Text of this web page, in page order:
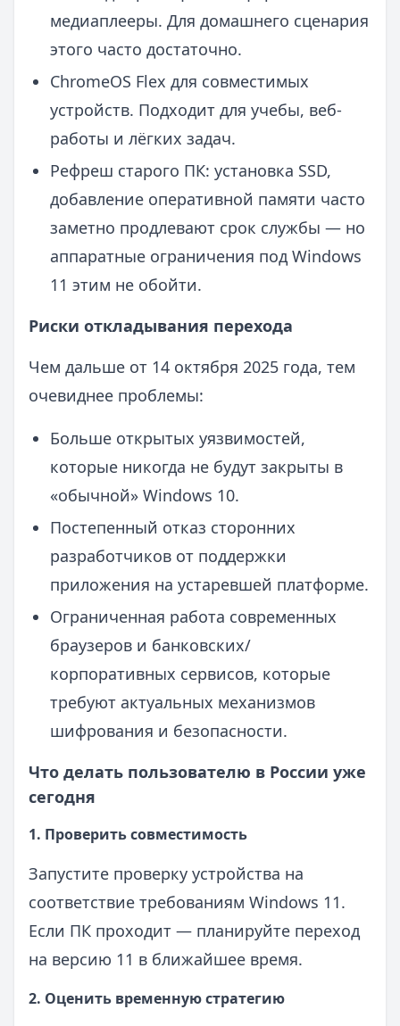
медиаплееры. Для домашнего сценария
этого часто достаточно.
ChromeOS Flex для совместимых
устройств. Подходит для учебы, веб-
работы и лёгких задач.
Рефреш старого ПК: установка SSD,
добавление оперативной памяти часто
заметно продлевают срок службы — но
аппаратные ограничения под Windows
11 этим не обойти.
Риски откладывания перехода
Чем дальше от 14 октября 2025 года, тем
очевиднее проблемы:
Больше открытых уязвимостей,
которые никогда не будут закрыты в
«обычной» Windows 10.
Постепенный отказ сторонних
разработчиков от поддержки
приложения на устаревшей платформе.
Ограниченная работа современных
браузеров и банковских/
корпоративных сервисов, которые
требуют актуальных механизмов
шифрования и безопасности.
Что делать пользователю в России уже
сегодня
1. Проверить совместимость
Запустите проверку устройства на
соответствие требованиям Windows 11.
Если ПК проходит — планируйте переход
на версию 11 в ближайшее время.
2. Оценить временную стратегию